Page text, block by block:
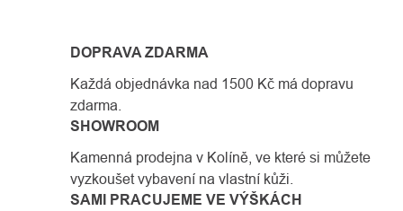
DOPRAVA ZDARMA
Každá objednávka nad 1500 Kč má dopravu
zdarma.
SHOWROOM
Kamenná prodejna v Kolíně, ve které si můžete
vyzkoušet vybavení na vlastní kůži.
SAMI PRACUJEME VE VÝŠKÁCH